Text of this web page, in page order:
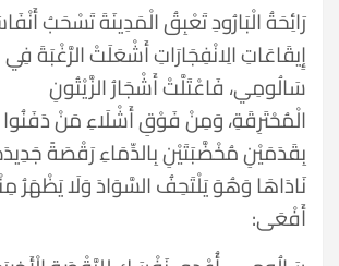
رَائِحَةُ الْبَارُودِ تَعْبِقُ الْمَدِينَةَ تَسْحَبُ
إِيقَاعَاتِ الِانْفِجَارَاتِ أَشْعَلَتْ الرَّغْبَةَ
سَالُومِي، فَاعْتَلَّتْ أَشْجَارُ الزَّيْتُونِ
الْمُحْتَرِقَةِ، وَمِنْ فَوْقِ أَشْلَاءِ مَنْ دَفَنُوا
بِقَدَمَيْنِ مُخْضَّبَتَيْنِ بِالدِّمَاءِ رَقْصَةً
نَادَاهَا وَهُوَ يَلْتَحِفُ السَّوَادَ وَلَا
أَفْعَى: